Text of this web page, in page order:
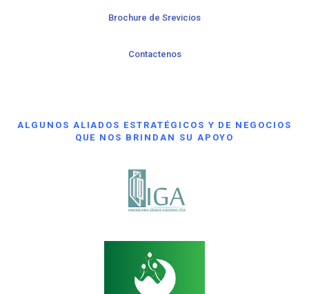
Brochure de Srevicios
Contactenos
ALGUNOS ALIADOS ESTRATÉGICOS Y DE NEGOCIOS
QUE NOS BRINDAN SU APOYO